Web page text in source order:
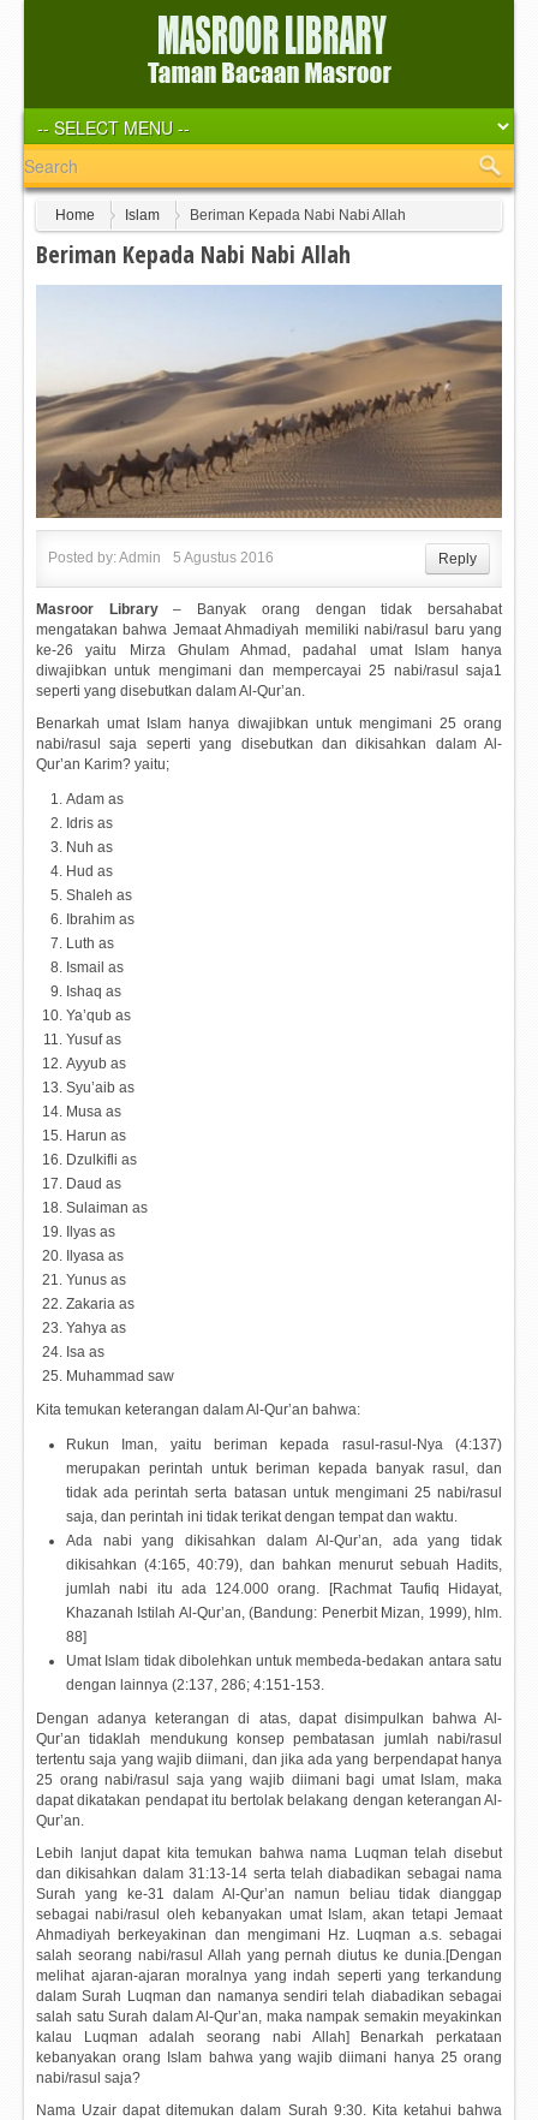
Home Islam Beriman Kepada Nabi Nabi Allah
Beriman Kepada Nabi Nabi Allah
Posted by:Admin 5 Agustus 2016 Reply
Masroor Library– Banyak orang dengan tidak bersahabat
mengatakan bahwa Jemaat Ahmadiyah memiliki nabi/rasul baru yang
ke-26 yaitu Mirza Ghulam Ahmad, padahal umat Islam hanya
diwajibkan untuk mengimani dan mempercayai 25 nabi/rasul saja1
seperti yang disebutkan dalam Al-Qur’an.
Benarkah umat Islam hanya diwajibkan untuk mengimani 25 orang
nabi/rasul saja seperti yang disebutkan dan dikisahkan dalam Al-
Qur’an Karim? yaitu;
Adam as
Idris as
Nuh as
Hud as
Shaleh as
Ibrahim as
Luth as
Ismail as
Ishaq as
Ya’qub as
Yusuf as
Ayyub as
Syu’aib as
Musa as
Harun as
Dzulkifli as
Daud as
Sulaiman as
Ilyas as
Ilyasa as
Yunus as
Zakaria as
Yahya as
Isa as
Muhammad saw
Kita temukan keterangan dalam Al-Qur’an bahwa:
Rukun Iman, yaitu beriman kepada rasul-rasul-Nya (4:137)
merupakan perintah untuk beriman kepada banyak rasul, dan
tidak ada perintah serta batasan untuk mengimani 25 nabi/rasul
saja, dan perintah ini tidak terikat dengan tempat dan waktu.
Ada nabi yang dikisahkan dalam Al-Qur’an, ada yang tidak
dikisahkan (4:165, 40:79), dan bahkan menurut sebuah Hadits,
jumlah nabi itu ada 124.000 orang. [Rachmat Taufiq Hidayat,
Khazanah Istilah Al-Qur’an, (Bandung: Penerbit Mizan, 1999), hlm.
88]
Umat Islam tidak dibolehkan untuk membeda-bedakan antara satu
dengan lainnya (2:137, 286; 4:151-153.
Dengan adanya keterangan di atas, dapat disimpulkan bahwa Al-
Qur’an tidaklah mendukung konsep pembatasan jumlah nabi/rasul
tertentu saja yang wajib diimani, dan jika ada yang berpendapat hanya
25 orang nabi/rasul saja yang wajib diimani bagi umat Islam, maka
dapat dikatakan pendapat itu bertolak belakang dengan keterangan Al-
Qur’an.
Lebih lanjut dapat kita temukan bahwa nama Luqman telah disebut
dan dikisahkan dalam 31:13-14 serta telah diabadikan sebagai nama
Surah yang ke-31 dalam Al-Qur’an namun beliau tidak dianggap
sebagai nabi/rasul oleh kebanyakan umat Islam, akan tetapi Jemaat
Ahmadiyah berkeyakinan dan mengimani Hz. Luqman a.s. sebagai
salah seorang nabi/rasul Allah yang pernah diutus ke dunia.[Dengan
melihat ajaran-ajaran moralnya yang indah seperti yang terkandung
dalam Surah Luqman dan namanya sendiri telah diabadikan sebagai
salah satu Surah dalam Al-Qur’an, maka nampak semakin meyakinkan
kalau Luqman adalah seorang nabi Allah] Benarkah perkataan
kebanyakan orang Islam bahwa yang wajib diimani hanya 25 orang
nabi/rasul saja?
Nama Uzair dapat ditemukan dalam Surah 9:30. Kita ketahui bahwa